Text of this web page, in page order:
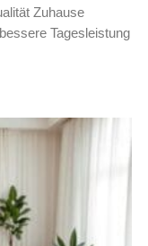
Zuhause
Tagesleistung